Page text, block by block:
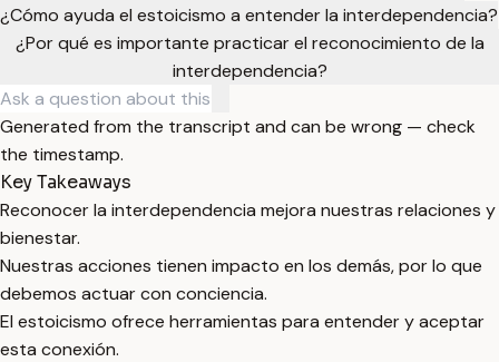
¿Cómo ayuda el estoicismo a entender la interdependencia?
¿Por qué es importante practicar el reconocimiento de la
interdependencia?
Generated from the transcript and can be wrong — check
the timestamp.
Key Takeaways
Reconocer la interdependencia mejora nuestras relaciones y
bienestar.
Nuestras acciones tienen impacto en los demás, por lo que
debemos actuar con conciencia.
El estoicismo ofrece herramientas para entender y aceptar
esta conexión.